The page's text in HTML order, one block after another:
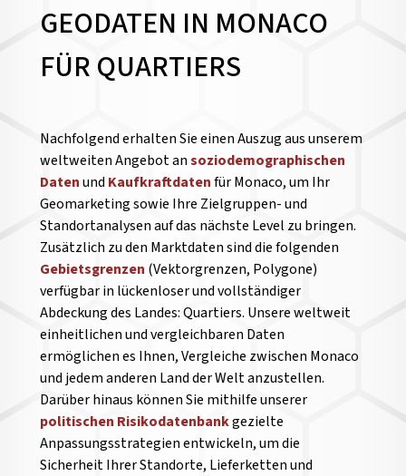
GEODATEN IN MONACO
FÜR QUARTIERS
Nachfolgend erhalten Sie einen Auszug aus unserem
weltweiten Angebot ansoziodemographischen
Datenund Kaufkraftdatenfür Monaco, um Ihr
Geomarketing sowie Ihre Zielgruppen- und
Standortanalysen auf das nächste Level zu bringen.
Zusätzlich zu den Marktdaten sind die folgenden
Gebietsgrenzen (Vektorgrenzen, Polygone)
verfügbar in lückenloser und vollständiger
Abdeckung des Landes: Quartiers. Unsere weltweit
einheitlichen und vergleichbaren Daten
ermöglichen es Ihnen, Vergleiche zwischen Monaco
und jedem anderen Land der Welt anzustellen.
Darüber hinaus können Sie mithilfe unserer
politischen Risikodatenbankgezielte
Anpassungsstrategien entwickeln, um die
Sicherheit Ihrer Standorte, Lieferketten und